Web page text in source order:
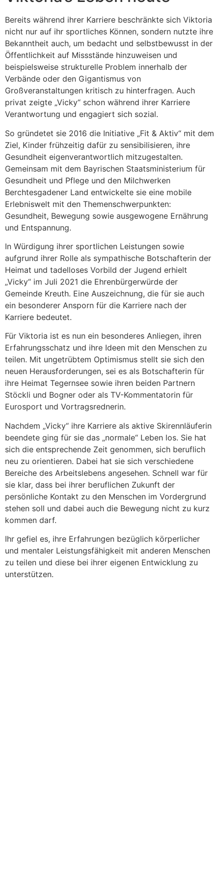
Bereits während ihrer Karriere beschränkte sich Viktoria
nicht nur auf ihr sportliches Können, sondern nutzte ihre
Bekanntheit auch, um bedacht und selbstbewusst in der
Öffentlichkeit auf Missstände hinzuweisen und
beispielsweise strukturelle Problem innerhalb der
Verbände oder den Gigantismus von
Großveranstaltungen kritisch zu hinterfragen. Auch
privat zeigte „Vicky“ schon während ihrer Karriere
Verantwortung und engagiert sich sozial.
So gründetet sie 2016 die Initiative „Fit & Aktiv“ mit dem
Ziel, Kinder frühzeitig dafür zu sensibilisieren, ihre
Gesundheit eigenverantwortlich mitzugestalten.
Gemeinsam mit dem Bayrischen Staatsministerium für
Gesundheit und Pflege und den Milchwerken
Berchtesgadener Land entwickelte sie eine mobile
Erlebniswelt mit den Themenschwerpunkten:
Gesundheit, Bewegung sowie ausgewogene Ernährung
und Entspannung.
In Würdigung ihrer sportlichen Leistungen sowie
aufgrund ihrer Rolle als sympathische Botschafterin der
Heimat und tadelloses Vorbild der Jugend erhielt
„Vicky“ im Juli 2021 die Ehrenbürgerwürde der
Gemeinde Kreuth. Eine Auszeichnung, die für sie auch
ein besonderer Ansporn für die Karriere nach der
Karriere bedeutet.
Für Viktoria ist es nun ein besonderes Anliegen, ihren
Erfahrungsschatz und ihre Ideen mit den Menschen zu
teilen. Mit ungetrübtem Optimismus stellt sie sich den
neuen Herausforderungen, sei es als Botschafterin für
ihre Heimat Tegernsee sowie ihren beiden Partnern
Stöckli und Bogner oder als TV-Kommentatorin für
Eurosport und Vortragsrednerin.
Nachdem „Vicky“ ihre Karriere als aktive Skirennläuferin
beendete ging für sie das „normale“ Leben los. Sie hat
sich die entsprechende Zeit genommen, sich beruflich
neu zu orientieren. Dabei hat sie sich verschiedene
Bereiche des Arbeitslebens angesehen. Schnell war für
sie klar, dass bei ihrer beruflichen Zukunft der
persönliche Kontakt zu den Menschen im Vordergrund
stehen soll und dabei auch die Bewegung nicht zu kurz
kommen darf.
Ihr gefiel es, ihre Erfahrungen bezüglich körperlicher
und mentaler Leistungsfähigkeit mit anderen Menschen
zu teilen und diese bei ihrer eigenen Entwicklung zu
unterstützen.